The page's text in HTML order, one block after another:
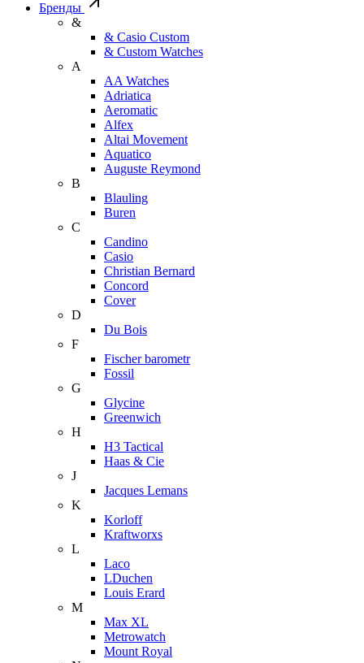
Бренды
&
& Casio Custom
& Custom Watches
A
AA Watches
Adriatica
Aeromatic
Alfex
Altai Movement
Aquatico
Auguste Reymond
B
Blauling
Buren
C
Candino
Casio
Christian Bernard
Concord
Cover
D
Du Bois
F
Fischer barometr
Fossil
G
Glycine
Greenwich
H
H3 Tactical
Haas & Cie
J
Jacques Lemans
K
Korloff
Kraftworxs
L
Laco
LDuchen
Louis Erard
M
Max XL
Metrowatch
Mount Royal